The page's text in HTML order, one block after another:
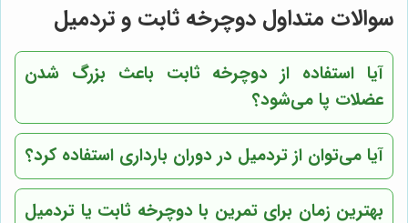
سوالات متداول دوچرخه ثابت و تردمیل
آیا استفاده از دوچرخه ثابت باعث بزرگ شدن
عضلات پا می‌شود؟
آیا می‌توان از تردمیل در دوران بارداری استفاده کرد؟
بهترین زمان برای تمرین با دوچرخه ثابت یا تردمیل